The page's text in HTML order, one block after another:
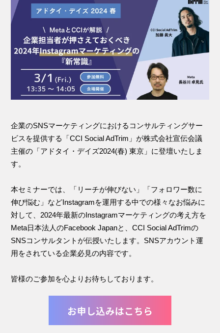
企業のSNSマーケティングにおけるコンサルティングサー
ビスを提供する「CCI Social AdTrim」が株式会社宣伝会議
主催の「アドタイ・デイズ2024(春) 東京」に登壇いたしま
す。
本セミナーでは、「リーチが伸びない」「フォロワー数に
伸び悩む」などInstagramを運用する中での様々なお悩みに
対して、2024年最新のInstagramマーケティングの考え方を
Meta日本法人のFacebook Japanと、CCI Social AdTrimの
SNSコンサルタントが伝授いたします。SNSアカウント運
用をされている企業必見の内容です。
皆様のご参加を心よりお待ちしております。